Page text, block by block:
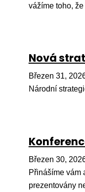
vážíme toho,
Nová
Březen 31,
Národní
Březen 30,
Přinášíme vám
prezentovány